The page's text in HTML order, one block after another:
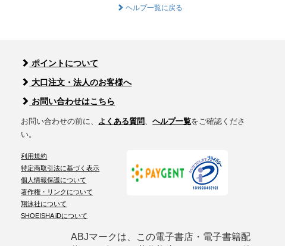
ヘルプ一覧に戻る
ポイントについて
大口注文・法人のお客様へ
お問い合わせはこちら
お問い合わせの前に、 よくある質問、ヘルプ一覧をご確認くださ
い。
利用規約
特定商取引法に基づく表示
個人情報保護について
著作権・リンクについて
翔泳社について
SHOEISHA iDについて
ABJマークは、この電子書店・電子書籍配